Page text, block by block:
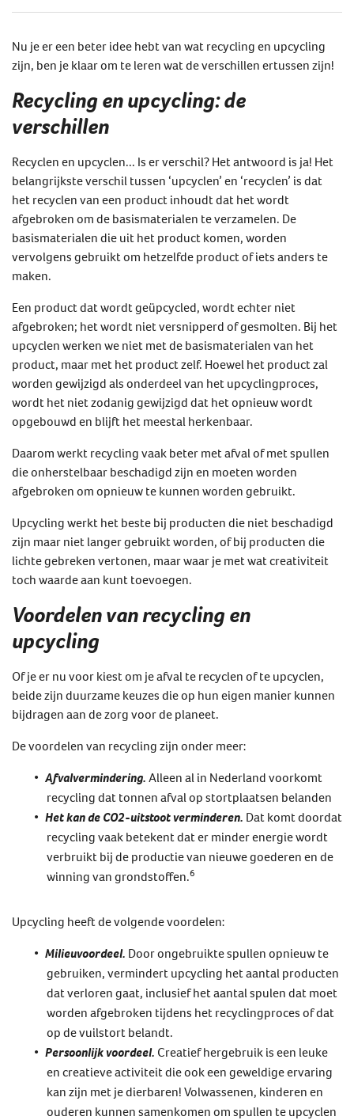
Nu je er een beter idee hebt van wat recycling en upcycling
zijn, ben je klaar om te leren wat de verschillen ertussen zijn!
Recycling en upcycling: de
verschillen
Recyclen en upcyclen... Is er verschil? Het antwoord is ja! Het
belangrijkste verschil tussen ‘upcyclen’ en ‘recyclen’ is dat
het recyclen van een product inhoudt dat het wordt
afgebroken om de basismaterialen te verzamelen. De
basismaterialen die uit het product komen, worden
vervolgens gebruikt om hetzelfde product of iets anders te
maken.
Een product dat wordt geüpcycled, wordt echter niet
afgebroken; het wordt niet versnipperd of gesmolten. Bij het
upcyclen werken we niet met de basismaterialen van het
product, maar met het product zelf. Hoewel het product zal
worden gewijzigd als onderdeel van het upcyclingproces,
wordt het niet zodanig gewijzigd dat het opnieuw wordt
opgebouwd en blijft het meestal herkenbaar.
Daarom werkt recycling vaak beter met afval of met spullen
die onherstelbaar beschadigd zijn en moeten worden
afgebroken om opnieuw te kunnen worden gebruikt.
Upcycling werkt het beste bij producten die niet beschadigd
zijn maar niet langer gebruikt worden, of bij producten die
lichte gebreken vertonen, maar waar je met wat creativiteit
toch waarde aan kunt toevoegen.
Voordelen van recycling en
upcycling
Of je er nu voor kiest om je afval te recyclen of te upcyclen,
beide zijn duurzame keuzes die op hun eigen manier kunnen
bijdragen aan de zorg voor de planeet.
De voordelen van recycling zijn onder meer:
Afvalvermindering. Alleen al in Nederland voorkomt
recycling dat tonnen afval op stortplaatsen belanden
Het kan de CO2-uitstoot verminderen. Dat komt doordat
recycling vaak betekent dat er minder energie wordt
verbruikt bij de productie van nieuwe goederen en de
winning van grondstoffen.6
Upcycling heeft de volgende voordelen:
Milieuvoordeel. Door ongebruikte spullen opnieuw te
gebruiken, vermindert upcycling het aantal producten
dat verloren gaat, inclusief het aantal spulen dat moet
worden afgebroken tijdens het recyclingproces of dat
op de vuilstort belandt.
Persoonlijk voordeel. Creatief hergebruik is een leuke
en creatieve activiteit die ook een geweldige ervaring
kan zijn met je dierbaren! Volwassenen, kinderen en
ouderen kunnen samenkomen om spullen te upcyclen